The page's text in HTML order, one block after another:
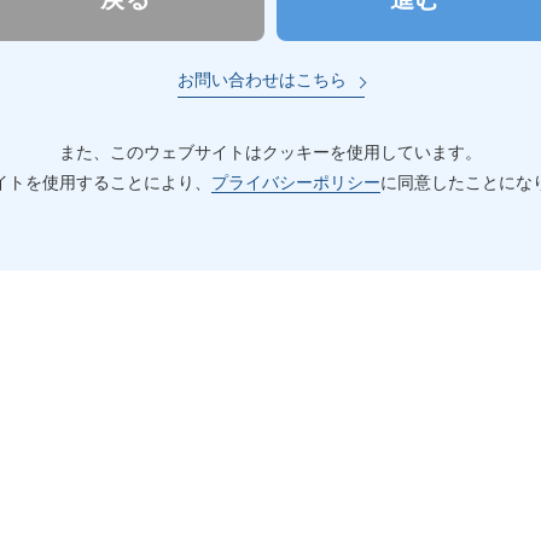
お問い合わせはこちら
また、このウェブサイトはクッキーを使用しています。
トを使用することにより、 プライバシーポリシーに同意したことにな